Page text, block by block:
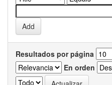
Resultados por página
En orden